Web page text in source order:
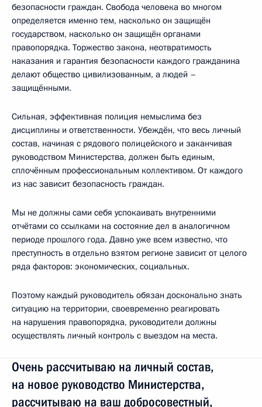
безопасности граждан. Свобода человека во многом
определяется именно тем, насколько он защищён
государством, насколько он защищён органами
правопорядка. Торжество закона, неотвратимость
наказания и гарантия безопасности каждого гражданина
делают общество цивилизованным, а людей –
защищёнными.
Сильная, эффективная полиция немыслима без
дисциплины и ответственности. Убеждён, что весь личный
состав, начиная с рядового полицейского и заканчивая
руководством Министерства, должен быть единым,
сплочённым профессиональным коллективом. От каждого
из нас зависит безопасность граждан.
Мы не должны сами себя успокаивать внутренними
отчётами со ссылками на состояние дел в аналогичном
периоде прошлого года. Давно уже всем известно, что
преступность в отдельно взятом регионе зависит от целого
ряда факторов: экономических, социальных.
Поэтому каждый руководитель обязан досконально знать
ситуацию на территории, своевременно реагировать
на нарушения правопорядка, руководители должны
осуществлять личный контроль с выездом на места.
Очень рассчитываю на личный состав,
на новое руководство Министерства,
рассчитываю на ваш добросовестный,